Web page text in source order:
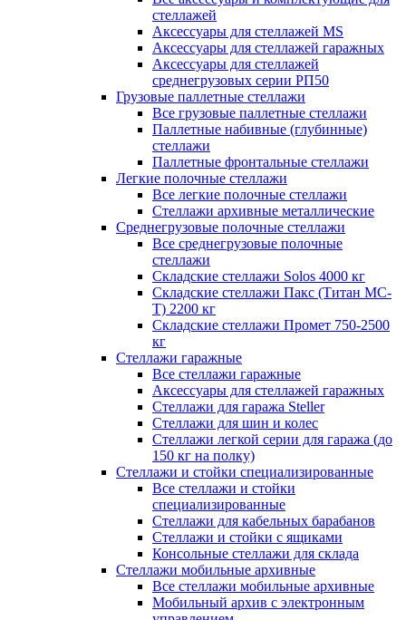
стеллажей
Аксессуары для стеллажей MS
Аксессуары для стеллажей гаражных
Аксессуары для стеллажей
среднегрузовых серии РП50
Грузовые паллетные стеллажи
Все грузовые паллетные стеллажи
Паллетные набивные (глубинные)
стеллажи
Паллетные фронтальные стеллажи
Легкие полочные стеллажи
Все легкие полочные стеллажи
Стеллажи архивные металлические
Среднегрузовые полочные стеллажи
Все среднегрузовые полочные
стеллажи
Складские стеллажи Solos 4000 кг
Складские стеллажи Пакс (Титан МС-
Т) 2200 кг
Складские стеллажи Промет 750-2500
кг
Стеллажи гаражные
Все стеллажи гаражные
Аксессуары для стеллажей гаражных
Стеллажи для гаража Steller
Стеллажи для шин и колес
Стеллажи легкой серии для гаража (до
150 кг на полку)
Стеллажи и стойки специализированные
Все стеллажи и стойки
специализированные
Стеллажи для кабельных барабанов
Стеллажи и стойки с ящиками
Консольные стеллажи для склада
Стеллажи мобильные архивные
Все стеллажи мобильные архивные
Мобильный архив с электронным